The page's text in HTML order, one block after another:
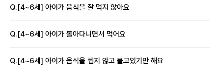
Q.[4~6세] 아이가 음식을 잘 먹지 않아요
Q.[4~6세] 아이가 돌아다니면서 먹어요
Q.[4~6세] 아이가 음식을 씹지 않고 물고있기만 해요